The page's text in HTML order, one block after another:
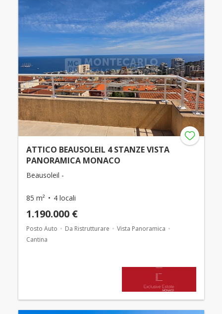
ATTICO BEAUSOLEIL 4 STANZE VISTA
PANORAMICA MONACO
Beausoleil -
85 m² 4 locali
1.190.000 €
Posto Auto Da Ristrutturare
Vista Panoramica
Cantina